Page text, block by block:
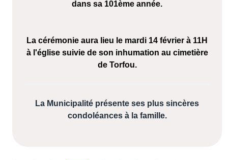
dans sa 101ème année.
La cérémonie aura lieu le mardi 14 février à 11H
à l'église suivie de son inhumation au cimetière
de Torfou.
La Municipalité présente ses plus sincères
condoléances à la famille.